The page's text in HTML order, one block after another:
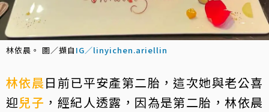
林依晨。 圖／擷自 IG／linyichen.ariellin
林依晨日前已平安產第二胎，這次她與老公喜
迎兒子 ，經紀人透露，因為是第二胎，林依晨